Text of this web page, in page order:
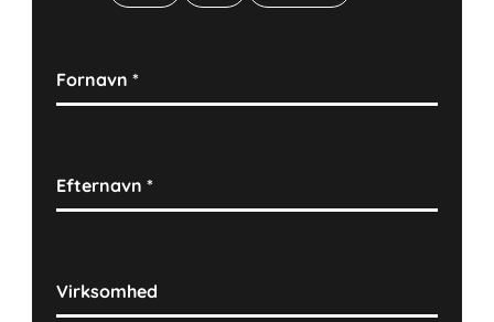
Fornavn*
Efternavn*
Virksomhed